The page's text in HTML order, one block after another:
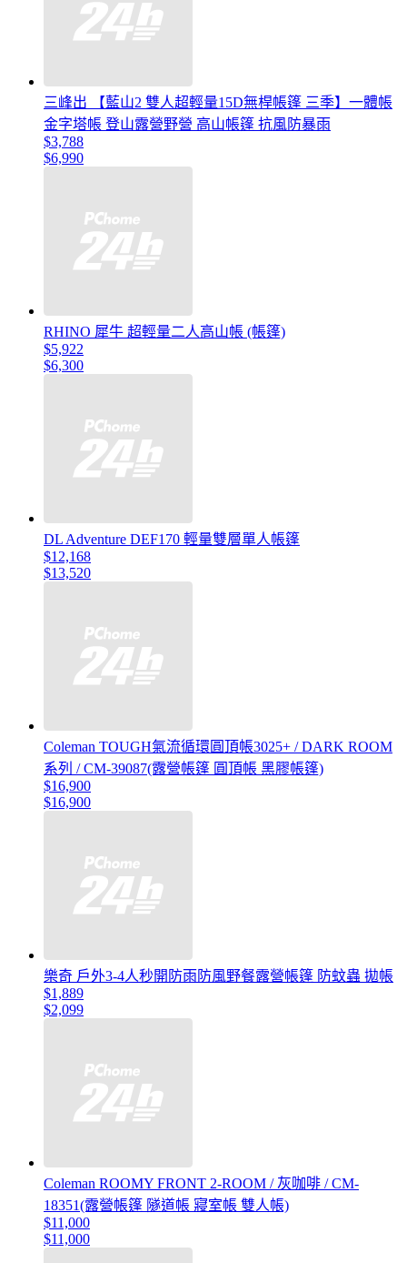
三峰出 【藍山2 雙人超輕量15D無桿帳篷 三季】一體帳
金字塔帳 登山露營野營 高山帳篷 抗風防暴雨
$3,788
$6,990
RHINO 犀牛 超輕量二人高山帳 (帳篷)
$5,922
$6,300
DL Adventure DEF170 輕量雙層單人帳篷
$12,168
$13,520
Coleman TOUGH氣流循環圓頂帳3025+ / DARK ROOM
系列 / CM-39087(露營帳篷 圓頂帳 黑膠帳篷)
$16,900
$16,900
樂奇 戶外3-4人秒開防雨防風野餐露營帳篷 防蚊蟲 拋帳
$1,889
$2,099
Coleman ROOMY FRONT 2-ROOM / 灰咖啡 / CM-
18351(露營帳篷 隧道帳 寢室帳 雙人帳)
$11,000
$11,000